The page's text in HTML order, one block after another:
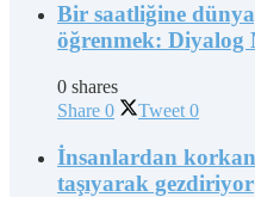
Bir saatliğine
öğrenmek: Diyalog
0 shares
Share 0 Tweet 0
İnsanlardan korkan
taşıyarak gezdiriyor